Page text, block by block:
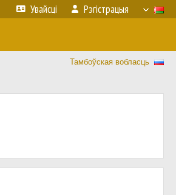
Увайсці Рэгістрацыя
Тамбоўская вобласць